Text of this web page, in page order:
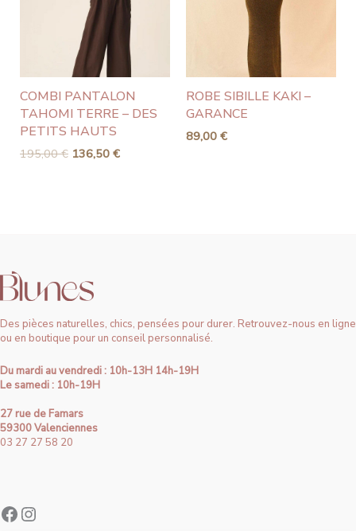
COMBI PANTALON
TAHOMI TERRE – DES
PETITS HAUTS
195,00€ 136,50 €
ROBE SIBILLE KAKI –
GARANCE
89,00 €
Des pièces naturelles, chics, pensées pour durer. Retrouvez-nous en ligne
ou en boutique pour un conseil personnalisé.
Du mardi au vendredi : 10h-13H 14h-19H
Le samedi : 10h-19H
27 rue de Famars
59300 Valenciennes
03 27 27 58 20